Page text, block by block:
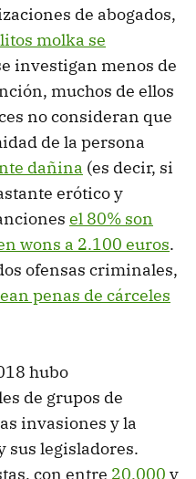
de abogados,
molka se
investigan menos de
muchos de ellos
no consideran que
de la persona
dañina (es decir, si
erótico y
el 80% son
wons a 2.100 euros.
ofensas criminales,
penas de cárceles
hubo
de grupos de
invasiones y la
sus legisladores.
con entre 20.000 y